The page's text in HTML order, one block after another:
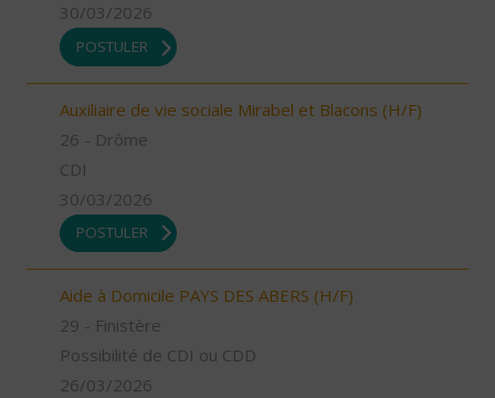
30/03/2026
POSTULER
Auxiliaire de vie sociale Mirabel et Blacons (H/F)
26 - Drôme
CDI
30/03/2026
POSTULER
Aide à Domicile PAYS DES ABERS (H/F)
29 - Finistère
Possibilité de CDI ou CDD
26/03/2026